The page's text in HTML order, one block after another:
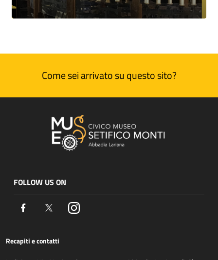
Come sei arrivato su questo sito?
FOLLOW US ON
Facebook TwitterInstagram
Recapiti e contatti